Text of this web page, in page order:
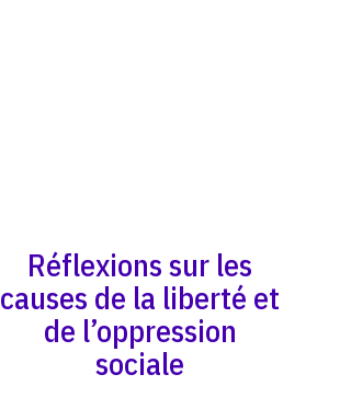
Réflexions sur les
causes de la liberté et
de l’oppression
sociale